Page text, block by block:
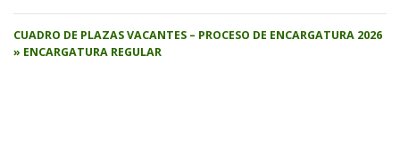
CUADRO DE PLAZAS VACANTES – PROCESO DE ENCARGATURA 2026
» ENCARGATURA REGULAR